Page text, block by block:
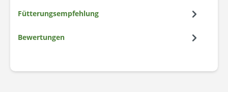
Fütterungsempfehlung
Bewertungen